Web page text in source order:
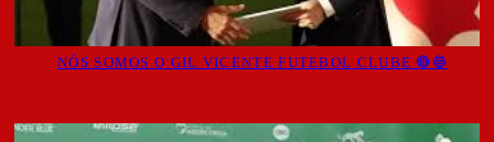
NÓS SOMOS O GIL VICENTE FUTEBOL CLUBE 🔴🔵